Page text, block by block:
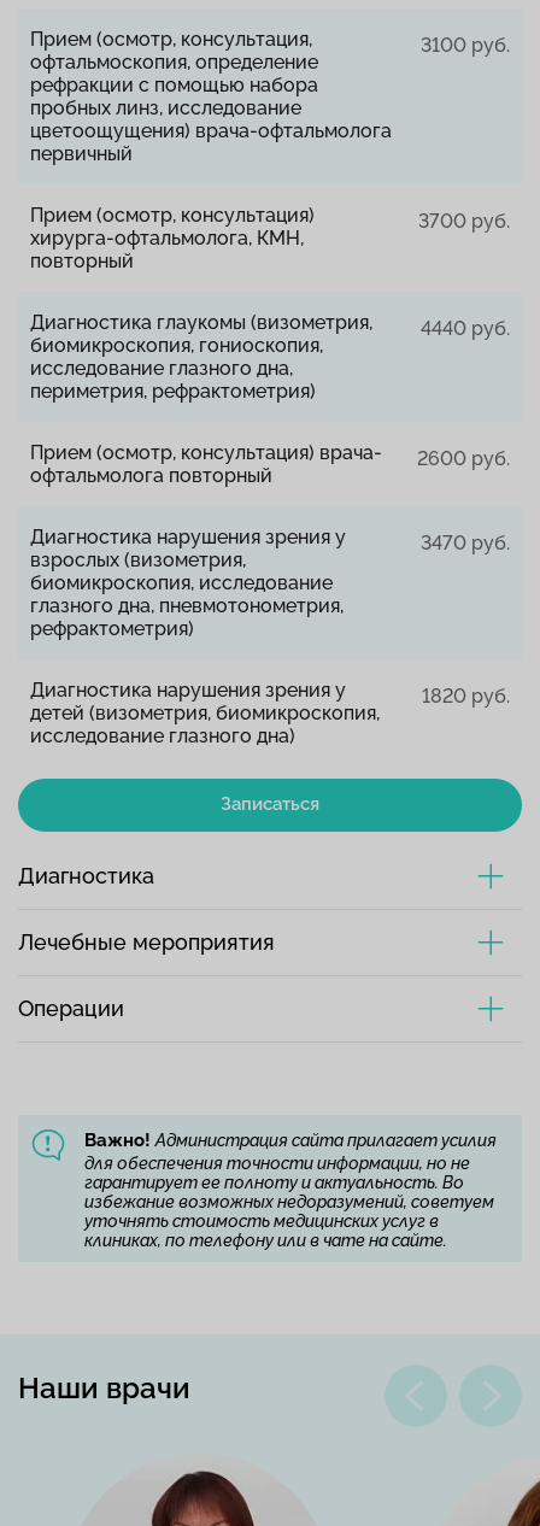
Прием (осмотр, консультация,
офтальмоскопия, определение
рефракции с помощью набора
пробных линз, исследование
цветоощущения) врача-офтальмолога
первичный
3100 руб.
Прием (осмотр, консультация)
хирурга-офтальмолога, КМН,
повторный
3700 руб.
Диагностика глаукомы (визометрия,
биомикроскопия, гониоскопия,
исследование глазного дна,
периметрия, рефрактометрия)
4440 руб.
Прием (осмотр, консультация) врача-
офтальмолога повторный
2600 руб.
Диагностика нарушения зрения у
взрослых (визометрия,
биомикроскопия, исследование
глазного дна, пневмотонометрия,
рефрактометрия)
3470 руб.
Диагностика нарушения зрения у
детей (визометрия, биомикроскопия,
исследование глазного дна)
1820 руб.
Записаться
Диагностика
Лечебные мероприятия
Операции
Важно! Администрация сайта прилагает усилия
для обеспечения точности информации, но не
гарантирует ее полноту и актуальность. Во
избежание возможных недоразумений, советуем
уточнять стоимость медицинских услуг в
клиниках, по телефону или в чате на сайте.
Наши врачи